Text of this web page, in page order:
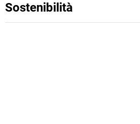
Sostenibilità